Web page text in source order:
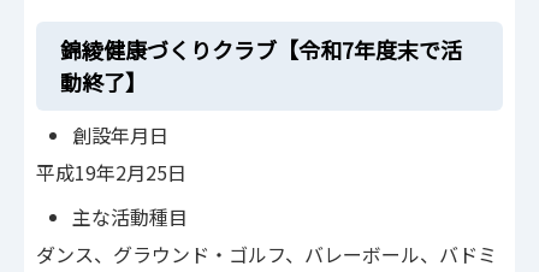
錦綾健康づくりクラブ【令和7年度末で活
動終了】
創設年月日
平成19年2月25日
主な活動種目
ダンス、グラウンド・ゴルフ、バレーボール、バドミ